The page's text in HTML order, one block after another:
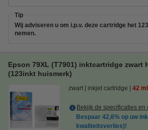
Tip
Wij adviseren u om i.p.v. deze cartridge het
nemen.
Epson 79XL (T7901) inktcartridge zwart
(123inkt huismerk)
zwart inkjet cartridge 42 ml
Bekijk de specificaties en
Bespaar 42,6% op uw
kwaliteitsverlies)!